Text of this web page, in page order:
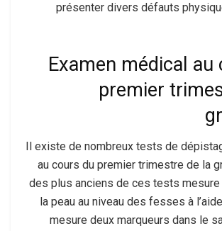
présenter divers défauts
Examen médical au
premier
Il existe de nombreux tests de
au cours du premier trimestre de la
des plus anciens de ces tests mesure
la peau au niveau des fesses à
mesure deux marqueurs dans le